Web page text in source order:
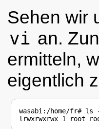
Sehen wir
vi an.
ermitteln,
eigentlich
wasabi:/home/fr#